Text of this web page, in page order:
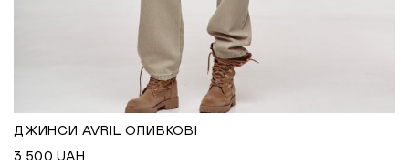
ДЖИНСИ AVRIL ОЛИВКОВІ
3 500 UAH